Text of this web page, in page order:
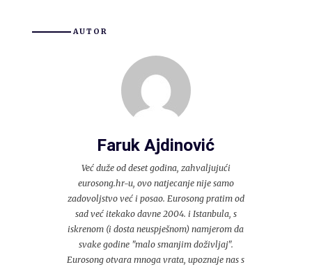
AUTOR
Faruk Ajdinović
Već duže od deset godina, zahvaljujući
eurosong.hr-u, ovo natjecanje nije samo
zadovoljstvo već i posao. Eurosong pratim od
sad već itekako davne 2004. i Istanbula, s
iskrenom (i dosta neuspješnom) namjerom da
svake godine "malo smanjim doživljaj".
Eurosong otvara mnoga vrata, upoznaje nas s